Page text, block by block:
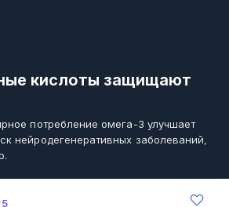
кислоты защищают
потребление омега-3 улучшает
нейродегенеративных заболеваний,
5